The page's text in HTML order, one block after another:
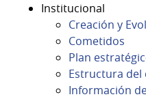
Institucional
Creación y
Cometidos
Plan
Estructura del
Información